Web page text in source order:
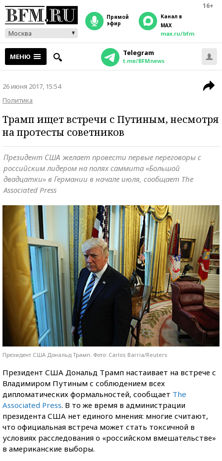
16+
Москва
прямой
эфир
Канал в
MAX
max.ru/bfm
МЕНЮ Telegram
t.me/BFMnews
26 июня 2017, 15:54
Политика
Трамп ищет встречи с Путиным, несмотря
на протесты советников
Президент США желает провести первые переговоры с
российским лидером на полях саммита «Большой
двадцатки» в Германии в начале июля, сообщает The
Associated Press
Президент США Дональд Трамп. Фото: Carlos Barria/Reuters
Президент США Дональд Трамп настаивает на встрече с
Владимиром Путиным с соблюдением всех
дипломатических формальностей, сообщает The
Associated Press. В то же время в администрации
президента США нет единого мнения: многие считают,
что официальная встреча может стать токсичной в
условиях расследования о «российском вмешательстве»
в американские выборы.